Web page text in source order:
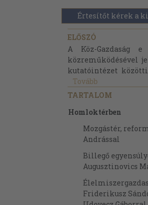
Értesítőt kérek a
ELŐSZÓ
A Köz-Gazdaság
közreműködésével
kutatóintézet közötti
Tovább
TARTALOM
Homloktérben
Mozgástér,
Andrással
Billegő
Augusztinovics
Friderikusz